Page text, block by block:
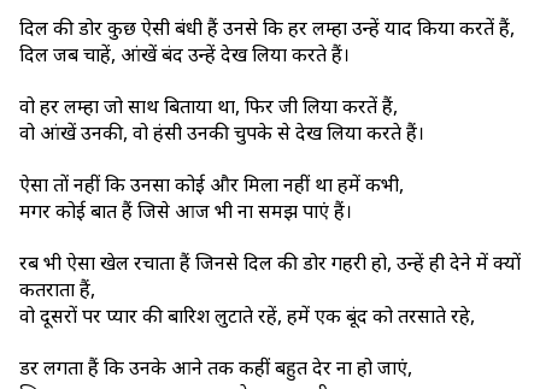
दिल की डोर कुछ ऐसी बंधी हैं उनसे कि हर लम्हा उन्हें याद किया करतें हैं,
दिल जब चाहें, आंखें बंद उन्हें देख लिया करते हैं।
वो हर लम्हा जो साथ बिताया था, फिर जी लिया करतें हैं,
वो आंखें उनकी, वो हंसी उनकी चुपके से देख लिया करते हैं।
ऐसा तों नहीं कि उनसा कोई और मिला नहीं था हमें कभी,
मगर कोई बात हैं जिसे आज भी ना समझ पाएं हैं।
रब भी ऐसा खेल रचाता हैं जिनसे दिल की डोर गहरी हो, उन्हें ही देने में क्यों
कतराता हैं,
वो दूसरों पर प्यार की बारिश लुटाते रहें, हमें एक बूंद को तरसाते रहे,
डर लगता हैं कि उनके आने तक कहीं बहुत देर ना हो जाएं,